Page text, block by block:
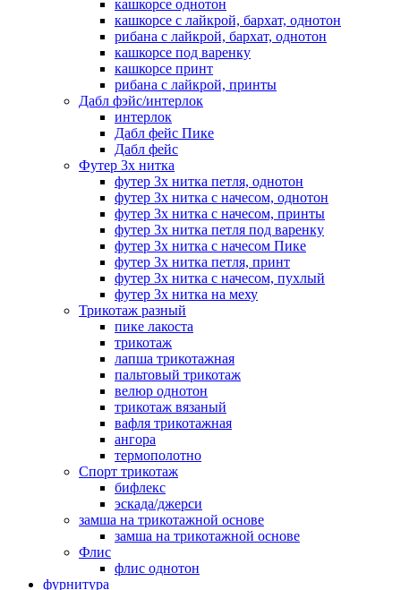
кашкорсе однотон
кашкорсе с лайкрой, бархат, однотон
рибана с лайкрой, бархат, однотон
кашкорсе под варенку
кашкорсе принт
рибана с лайкрой, принты
Дабл фэйс/интерлок
интерлок
Дабл фейс Пике
Дабл фейс
Футер 3х нитка
футер 3х нитка петля, однотон
футер 3х нитка с начесом, однотон
футер 3х нитка с начесом, принты
футер 3х нитка петля под варенку
футер 3х нитка с начесом Пике
футер 3х нитка петля, принт
футер 3х нитка с начесом, пухлый
футер 3х нитка на меху
Трикотаж разный
пике лакоста
трикотаж
лапша трикотажная
пальтовый трикотаж
велюр однотон
трикотаж вязаный
вафля трикотажная
ангора
термополотно
Спорт трикотаж
бифлекс
эскада/джерси
замша на трикотажной основе
замша на трикотажной основе
Флис
флис однотон
фурнитура